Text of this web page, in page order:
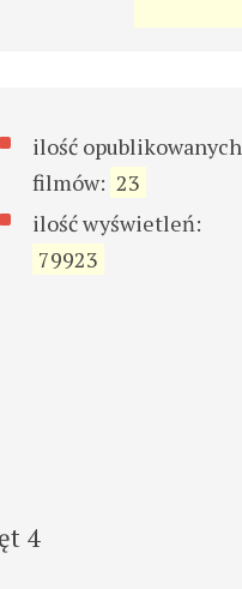
ilość opublikowanych
filmów: 23
ilość wyświetleń:
79923
4